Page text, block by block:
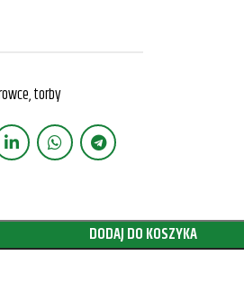
torby
DODAJ DO KOSZYKA